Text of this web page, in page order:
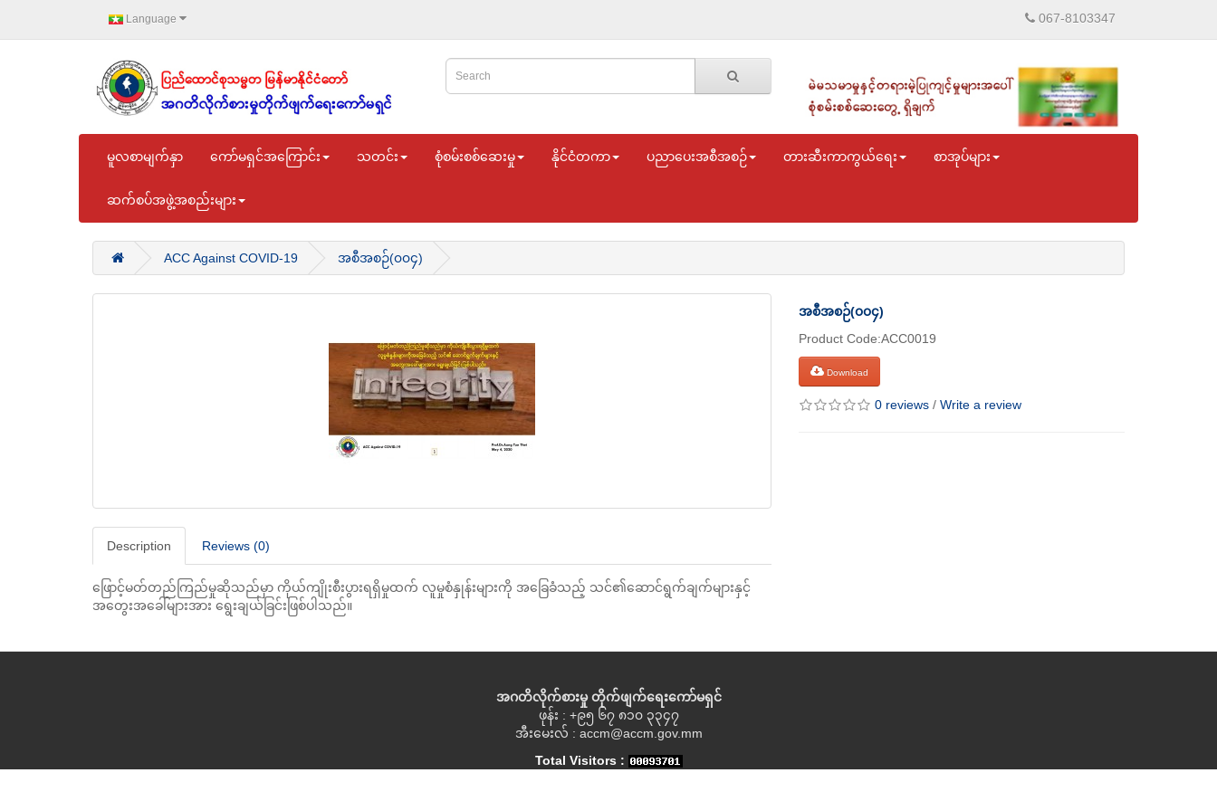
Language 067-8103347
မူလစာမျက်နှာ ကော်မရှင်အကြောင်း သတင်း စုံစမ်းစစ်ဆေးမှု နိုင်ငံတကာ ပညာပေးအစီအစဉ် တားဆီးကာကွယ်ရေး စာအုပ်များ
ဆက်စပ်အဖွဲ့အစည်းများ
ACC Against COVID-19 အစီအစဉ်(၀၀၄)
Description Reviews (0)
ဖြောင့်မတ်တည်ကြည်မှုဆိုသည်မှာ ကိုယ်ကျိုးစီးပွားရရှိမှုထက် လူမှုစံနှုန်းများကို အခြေခံသည့် သင်၏ဆောင်ရွက်ချက်များနှင့်
အတွေးအခေါ်များအား ရွေးချယ်ခြင်းဖြစ်ပါသည်။
အစီအစဉ်(၀၀၄)
Product Code:ACC0019
Download
0 reviews / Write a review
အဂတိလိုက်စားမှု တိုက်ဖျက်ရေးကော်မရှင်
ဖုန်း : +၉၅ ၆၇ ၈၁၀ ၃၃၄၇
အီးမေးလ် : accm@accm.gov.mm
Total Visitors :